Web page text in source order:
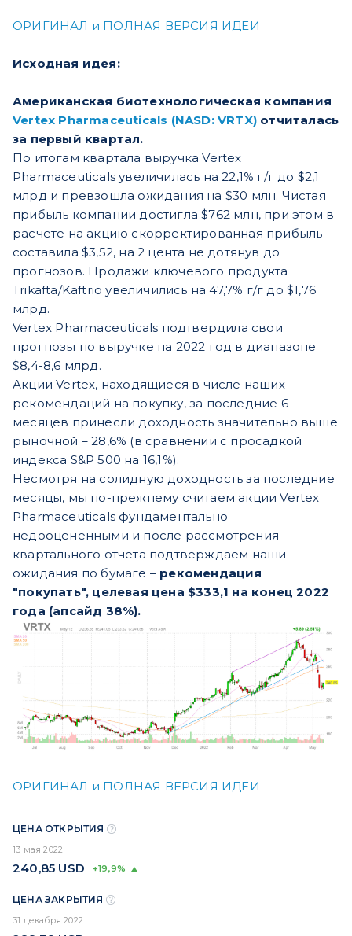
ОРИГИНАЛ и ПОЛНАЯ ВЕРСИЯ ИДЕИ
Исходная идея:
Американская биотехнологическая компания
Vertex Pharmaceuticals (NASD: VRTX) отчиталась
за первый квартал.
По итогам квартала выручка Vertex
Pharmaceuticals увеличилась на 22,1% г/г до $2,1
млрд и превзошла ожидания на $30 млн. Чистая
прибыль компании достигла $762 млн, при этом в
расчете на акцию скорректированная прибыль
составила $3,52, на 2 цента не дотянув до
прогнозов. Продажи ключевого продукта
Trikafta/Kaftrio увеличились на 47,7% г/г до $1,76
млрд.
Vertex Pharmaceuticals подтвердила свои
прогнозы по выручке на 2022 год в диапазоне
$8,4-8,6 млрд.
Акции Vertex, находящиеся в числе наших
рекомендаций на покупку, за последние 6
месяцев принесли доходность значительно выше
рыночной – 28,6% (в сравнении с просадкой
индекса S&P 500 на 16,1%).
Несмотря на солидную доходность за последние
месяцы, мы по-прежнему считаем акции Vertex
Pharmaceuticals фундаментально
недооцененными и после рассмотрения
квартального отчета подтверждаем наши
ожидания по бумаге – рекомендация
"покупать", целевая цена $333,1 на конец 2022
года (апсайд 38%).
ОРИГИНАЛ и ПОЛНАЯ ВЕРСИЯ ИДЕИ
ЦЕНА ОТКРЫТИЯ
13 мая 2022
240,85 USD +19,9%
ЦЕНА ЗАКРЫТИЯ
31 декабря 2022